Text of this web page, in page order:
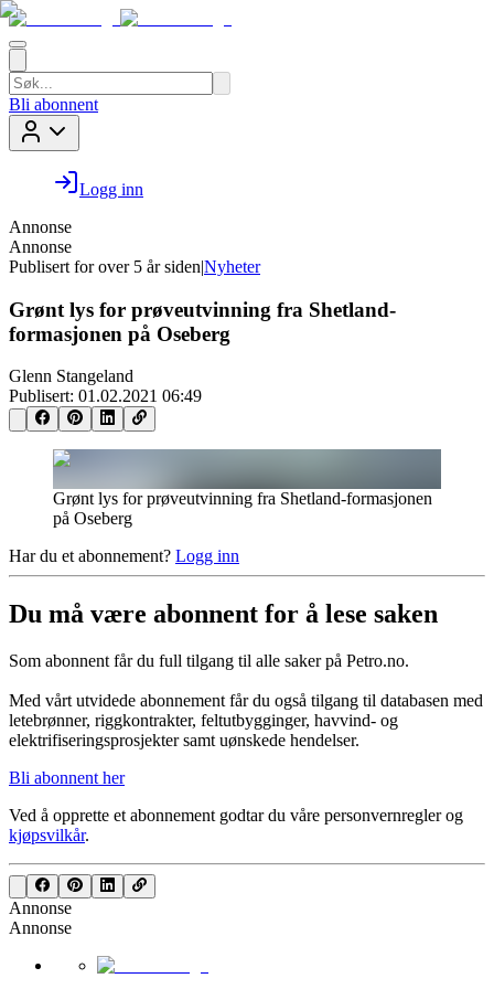
Bli abonnent
Logg inn
Annonse
Annonse
Publisert for over 5 år siden|Nyheter
Grønt lys for prøveutvinning fra Shetland-
formasjonen på Oseberg
Glenn Stangeland
Publisert: 01.02.2021 06:49
Grønt lys for prøveutvinning fra Shetland-formasjonen
på Oseberg
Har du et abonnement? Logg inn
Du må være abonnent for å lese saken
Som abonnent får du full tilgang til alle saker på Petro.no.
Med vårt utvidede abonnement får du også tilgang til databasen med
letebrønner, riggkontrakter, feltutbygginger, havvind- og
elektrifiseringsprosjekter samt uønskede hendelser.
Bli abonnent her
Ved å opprette et abonnement godtar du våre personvernreglerog
kjøpsvilkår.
Annonse
Annonse